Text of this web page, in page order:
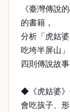
《臺灣傳說
的書籍，
分析「虎姑
吃垮半屏山」
四則傳說故
◆《虎姑婆
會吃孩子、